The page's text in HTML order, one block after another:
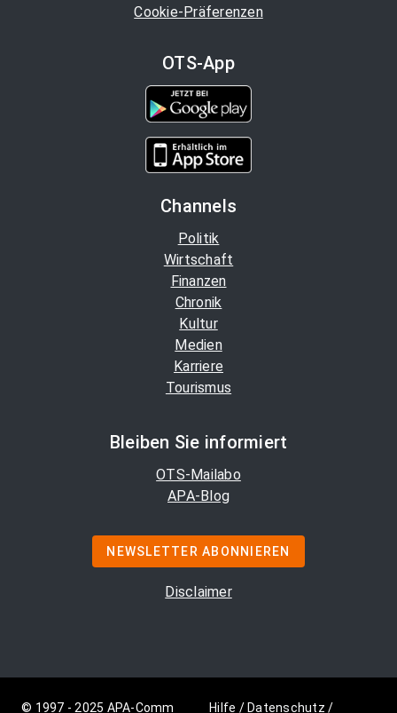
Cookie-Präferenzen
OTS-App
Channels
Politik
Wirtschaft
Finanzen
Chronik
Kultur
Medien
Karriere
Tourismus
Bleiben Sie informiert
OTS-Mailabo
APA-Blog
NEWSLETTER ABONNIEREN
Disclaimer
© 1997 - 2025 APA-Comm Hilfe / Datenschutz /